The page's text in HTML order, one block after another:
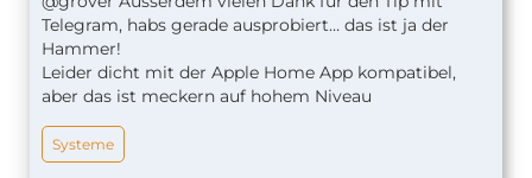
Telegram, habs gerade ausprobiert… das ist ja der
Hammer!
Leider dicht mit der Apple Home App kompatibel,
aber das ist meckern auf hohem Niveau
Systeme